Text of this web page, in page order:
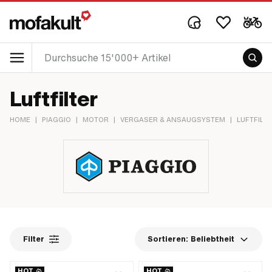
Luftfilter
HOME | PIAGGIO | MOTOR | VERGASER & ANSAUGSYSTEM |
Filter Sortieren: Beliebtheit